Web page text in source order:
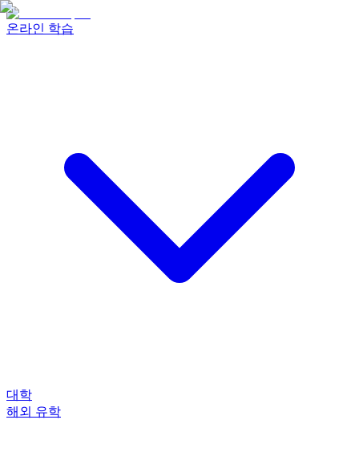
온라인 학습
대학
해외 유학